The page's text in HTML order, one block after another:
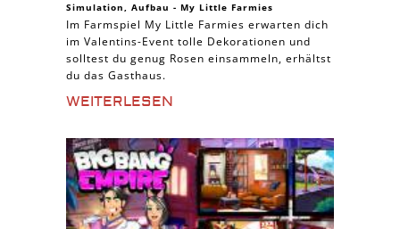
Simulation, Aufbau - My Little Farmies
Im Farmspiel My Little Farmies erwarten dich
im Valentins-Event tolle Dekorationen und
solltest du genug Rosen einsammeln, erhältst
du das Gasthaus.
WEITERLESEN